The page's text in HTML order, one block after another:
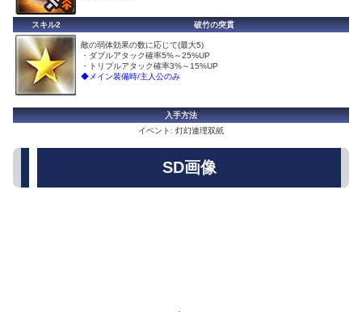
スキル2 破竹の突貫
敵の弱体効果の数に応じて(最大5)
・ダブルアタック確率5%～25%UP
・トリプルアタック確率3%～15%UP
◆メイン装備時/主人公のみ
入手方法
イベント: 灯幻連理双紙
SD画像